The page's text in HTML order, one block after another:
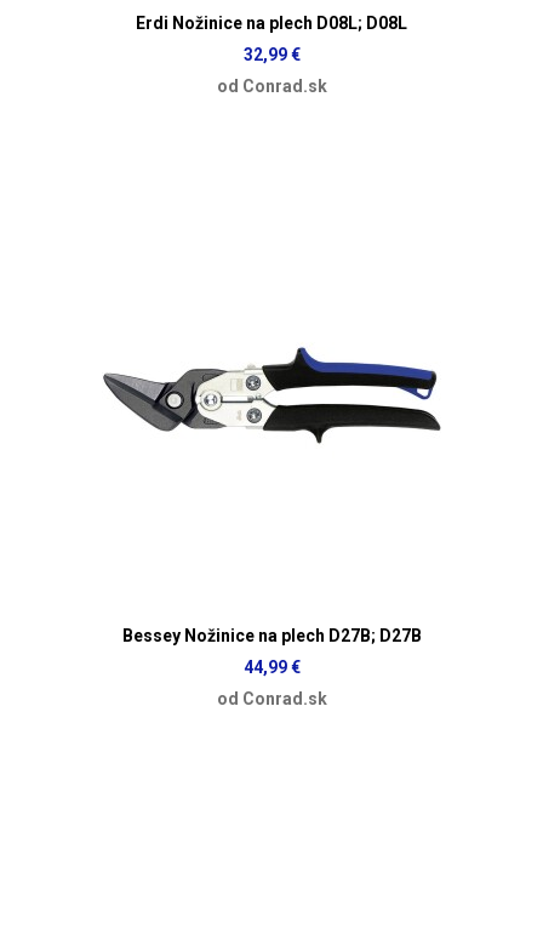
Erdi Nožinice na plech D08L; D08L
32,99 €
od Conrad.sk
Bessey Nožinice na plech D27B; D27B
44,99 €
od Conrad.sk